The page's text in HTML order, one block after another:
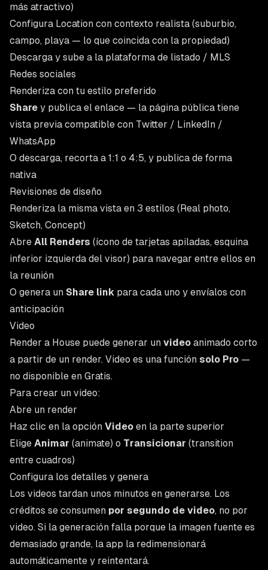
más atractivo)
Configura Location con contexto realista (suburbio,
campo, playa — lo que coincida con la propiedad)
Descarga y sube a la plataforma de listado / MLS
Redes sociales
Renderiza con tu estilo preferido
Share y publica el enlace — la página pública tiene
vista previa compatible con Twitter / LinkedIn /
WhatsApp
O descarga, recorta a 1:1 o 4:5, y publica de forma
nativa
Revisiones de diseño
Renderiza la misma vista en 3 estilos (Real photo,
Sketch, Concept)
Abre All Renders (ícono de tarjetas apiladas, esquina
inferior izquierda del visor) para navegar entre ellos en
la reunión
O genera un Share link para cada uno y envíalos con
anticipación
Video
Render a House puede generar un video animado corto
a partir de un render. Video es una función solo Pro —
no disponible en Gratis.
Para crear un video:
Abre un render
Haz clic en la opción Video en la parte superior
Elige Animar (animate) o Transicionar (transition
entre cuadros)
Configura los detalles y genera
Los videos tardan unos minutos en generarse. Los
créditos se consumen por segundo de video, no por
video. Si la generación falla porque la imagen fuente es
demasiado grande, la app la redimensionará
automáticamente y reintentará.